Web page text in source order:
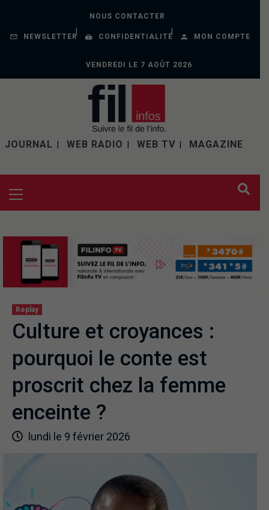
NOUS CONTACTER
NEWSLETTER CONFIDENTIALITÉ MON COMPTE
VENDREDI LE 7 AOÛT 2026
JOURNAL WEB RADIO WEB TV MAGAZINE
Replay
Culture et croyances :
pourquoi le conte est
proscrit chez la femme
enceinte ?
lundi le 9 février 2026